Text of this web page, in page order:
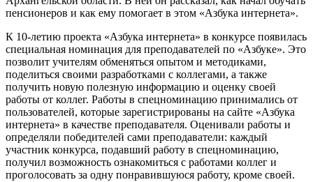
пенсионеров и как ему помогает в этом «Азбука интернета».
К 10-летию проекта «Азбука интернета» в конкурсе появилась
специальная номинация для преподавателей по «Азбуке». Это
позволит учителям обменяться опытом и методиками,
поделиться своими разработками с коллегами, а также
получить новую полезную информацию и оценку своей
работы от коллег. Работы в спецноминацию принимались от
пользователей, которые зарегистрированы на сайте «Азбука
интернета» в качестве преподавателя. Оценивали работы и
определяли победителей сами преподаватели: каждый
участник конкурса, подавший работу в спецноминацию,
получил возможность ознакомиться с работами коллег и
проголосовать за одну понравившуюся работу, кроме своей.